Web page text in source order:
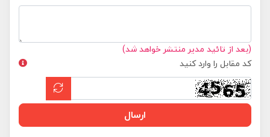
(بعد از تائید مدیر منتشر خواهد شد)
کد مقابل را وارد کنید
ارسال